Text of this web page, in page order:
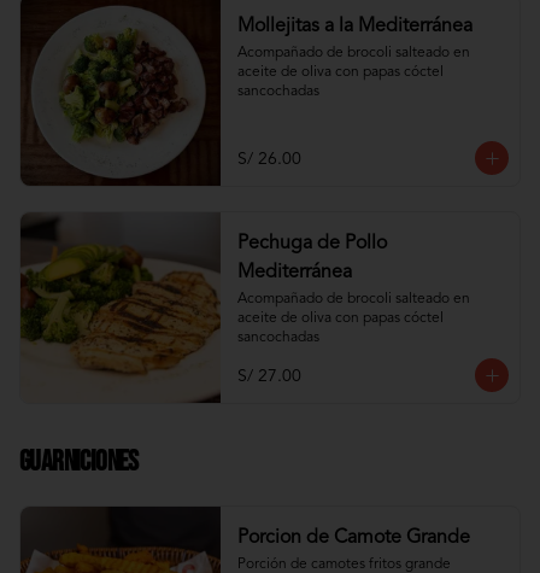
Mollejitas a la Mediterránea
Acompañado de brocoli salteado en
aceite de oliva con papas cóctel
sancochadas
S/ 26.00
Pechuga de Pollo
Mediterránea
Acompañado de brocoli salteado en
aceite de oliva con papas cóctel
sancochadas
S/ 27.00
Guarniciones
Porcion de Camote Grande
Porción de camotes fritos grande